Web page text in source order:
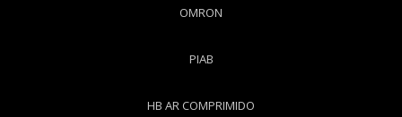
OMRON
PIAB
HB AR COMPRIMIDO